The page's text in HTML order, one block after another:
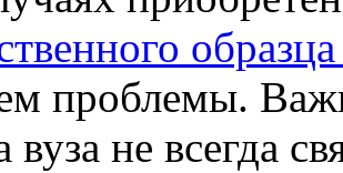
проблемы.
вуза не всегда